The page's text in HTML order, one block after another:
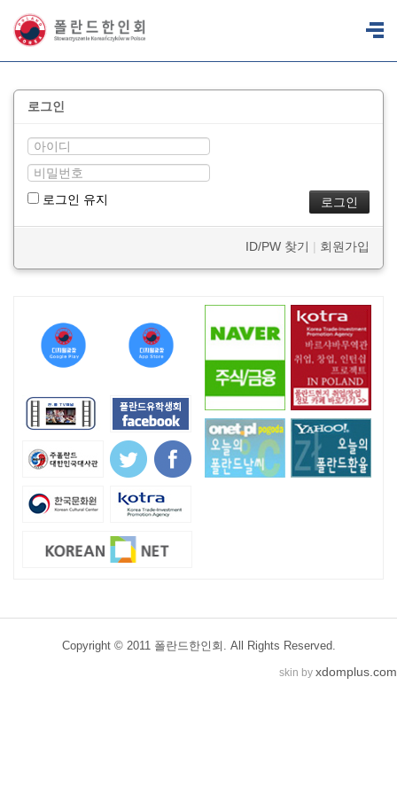
로그인
로그인 유지
ID/PW 찾기 | 회원가입
Copyright © 2011 폴란드한인회. All Rights Reserved.
skin by xdomplus.com